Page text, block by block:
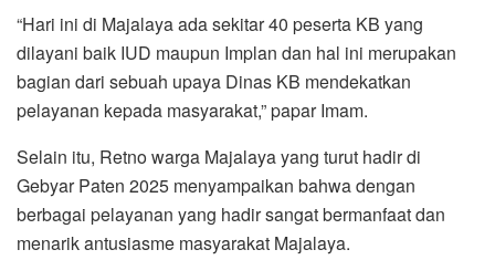
“Hari ini di Majalaya ada sekitar 40 peserta KB yang
dilayani baik IUD maupun Implan dan hal ini merupakan
bagian dari sebuah upaya Dinas KB mendekatkan
pelayanan kepada masyarakat,” papar Imam.
Selain itu, Retno warga Majalaya yang turut hadir di
Gebyar Paten 2025 menyampaikan bahwa dengan
berbagai pelayanan yang hadir sangat bermanfaat dan
menarik antusiasme masyarakat Majalaya.